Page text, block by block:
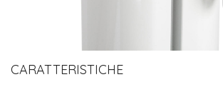
CARATTERISTICHE